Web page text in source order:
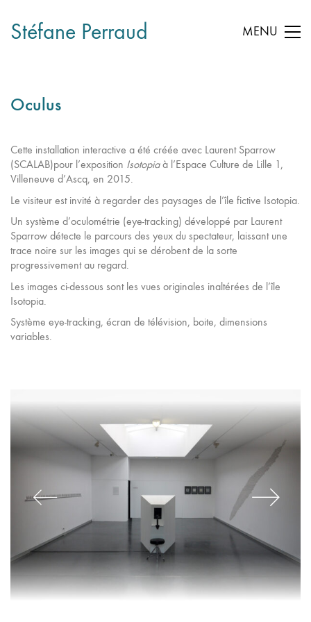
Stéfane Perraud MENU
Oculus
Cette installation interactive a été créée avec Laurent Sparrow
(SCALAB)pour l’exposition Isotopiaà l’Espace Culture de Lille 1,
Villeneuve d’Ascq, en 2015.
Le visiteur est invité à regarder des paysages de l’île fictive Isotopia.
Un système d’oculométrie (eye-tracking) développé par Laurent
Sparrow détecte le parcours des yeux du spectateur, laissant une
trace noire sur les images qui se dérobent de la sorte
progressivement au regard.
Les images ci-dessous sont les vues originales inaltérées de l’île
Isotopia.
Système eye-tracking, écran de télévision, boite, dimensions
variables.